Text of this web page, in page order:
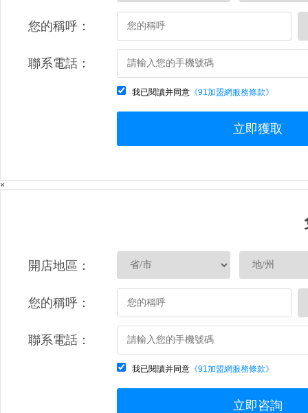
您的稱呼：
聯系電話：
我已閱讀并同意 《91加盟網服務條款》
立即獲取
×
開店地區：
您的稱呼：
聯系電話：
我已閱讀并同意 《91加盟網服務條款》
立即咨詢